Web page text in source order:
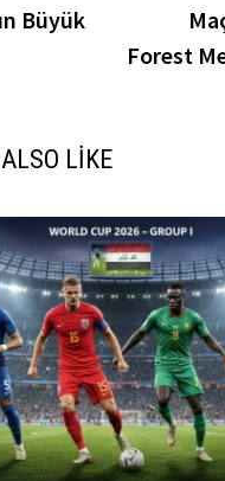
Büyük
Forest
LIKE